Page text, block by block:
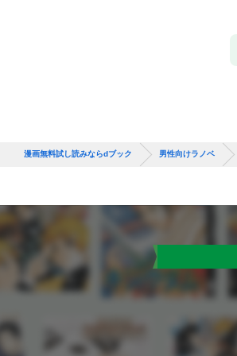
漫画無料試し読みならdブック 男性向けラノベ